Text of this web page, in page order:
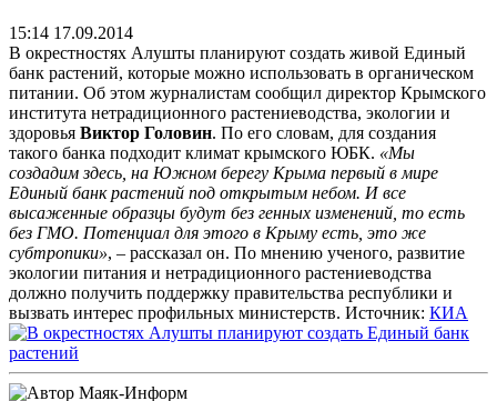
15:14 17.09.2014
В окрестностях Алушты планируют создать живой Единый
банк растений, которые можно использовать в органическом
питании. Об этом журналистам сообщил директор Крымского
института нетрадиционного растениеводства, экологии и
здоровья Виктор Головин. По его словам, для создания
такого банка подходит климат крымского ЮБК. «Мы
создадим здесь, на Южном берегу Крыма первый в мире
Единый банк растений под открытым небом. И все
высаженные образцы будут без генных изменений, то есть
без ГМО. Потенциал для этого в Крыму есть, это же
субтропики», – рассказал он. По мнению ученого, развитие
экологии питания и нетрадиционного растениеводства
должно получить поддержку правительства республики и
вызвать интерес профильных министерств. Источник: КИА